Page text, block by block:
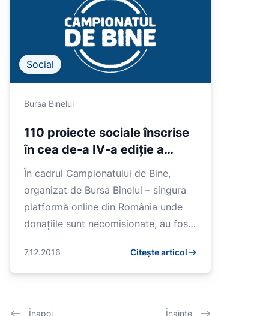
Social
Bursa Binelui
110 proiecte sociale înscrise
în cea de-a IV-a ediţie a
Campionatului de Bine
În cadrul Campionatului de Bine,
organizat de Bursa Binelui – singura
platformă online din România unde
donaţiile sunt necomisionate, au fost
7.12.2016 Citește articol
Înapoi Înainte